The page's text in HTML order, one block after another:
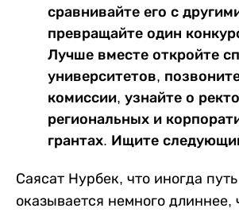
сравнивайте его с
превращайте один
Лучше вместе откройте
университетов,
комиссии, узнайте о
региональных и
грантах. Ищите
Саясат Нурбек, что иногда
оказывается немного длиннее,